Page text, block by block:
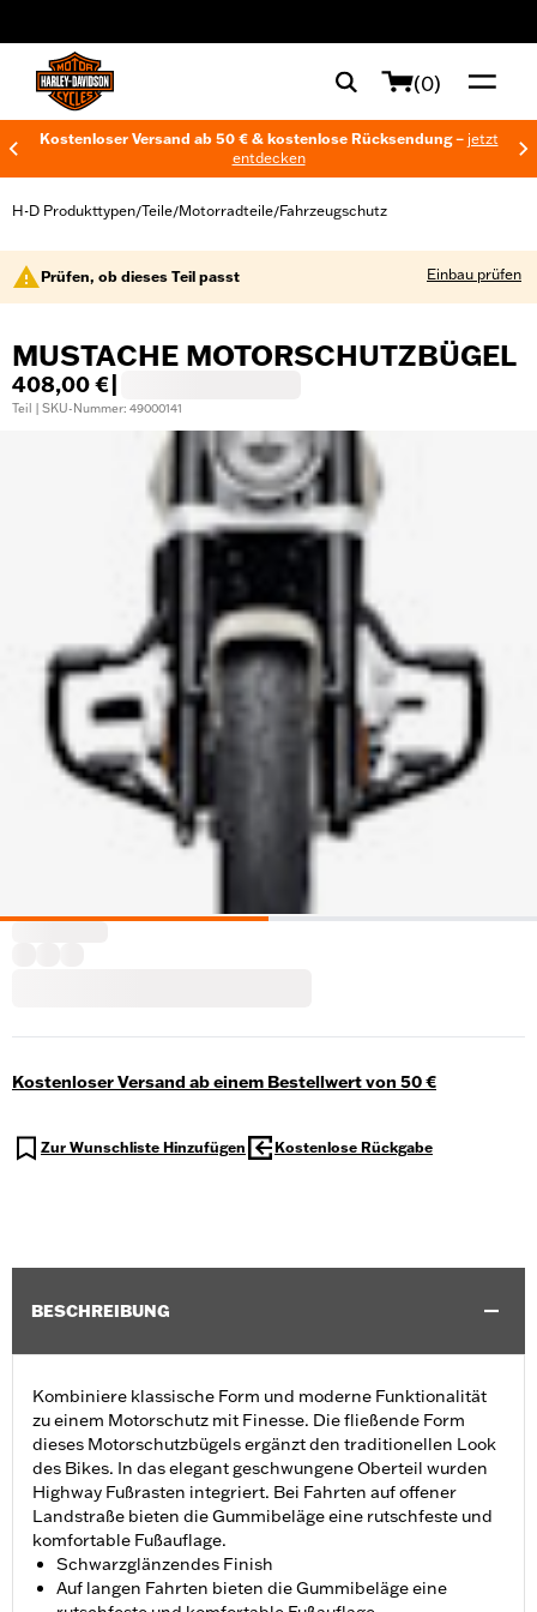
(0)
Kostenloser Versand ab 50 € & kostenlose Rücksendung – jetzt
entdecken
H-D Produkttypen/Teile/Motorradteile/Fahrzeugschutz
Prüfen, ob dieses Teil passt Einbau prüfen
MUSTACHE MOTORSCHUTZBÜGEL
408,00 €
Teil | SKU-Nummer: 49000141
Kostenloser Versand ab einem Bestellwert von 50 €
Zur Wunschliste Hinzufügen Kostenlose Rückgabe
BESCHREIBUNG
Kombiniere klassische Form und moderne Funktionalität
zu einem Motorschutz mit Finesse. Die fließende Form
dieses Motorschutzbügels ergänzt den traditionellen Look
des Bikes. In das elegant geschwungene Oberteil wurden
Highway Fußrasten integriert. Bei Fahrten auf offener
Landstraße bieten die Gummibeläge eine rutschfeste und
komfortable Fußauflage.
Schwarzglänzendes Finish
Auf langen Fahrten bieten die Gummibeläge eine